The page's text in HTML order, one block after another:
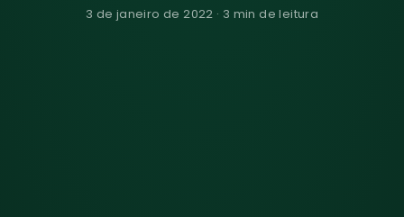
3 de janeiro de 2022 · 3 min de leitura